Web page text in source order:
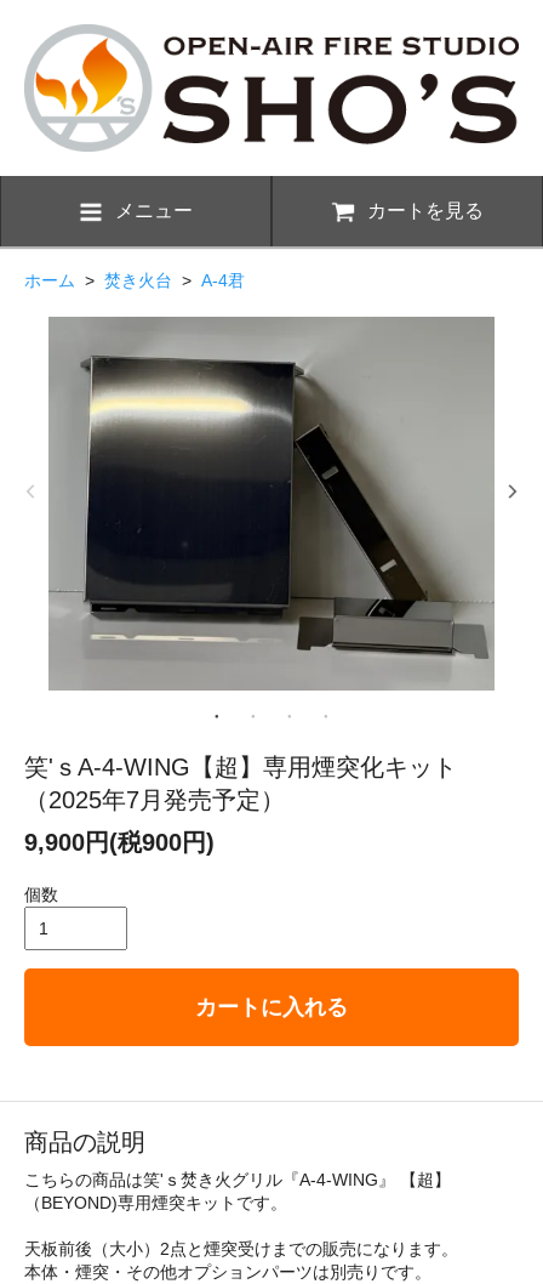
メニュー カートを見る
ホーム > 焚き火台 > A-4君
笑'ｓA-4-WING【超】専用煙突化キット
（2025年7月発売予定）
9,900円(税900円)
個数
カートに入れる
商品の説明
こちらの商品は笑'ｓ焚き火グリル『A-4-WING』 【超】
（BEYOND)専用煙突キットです。
天板前後（大小）2点と煙突受けまでの販売になります。
本体・煙突・その他オプションパーツは別売りです。